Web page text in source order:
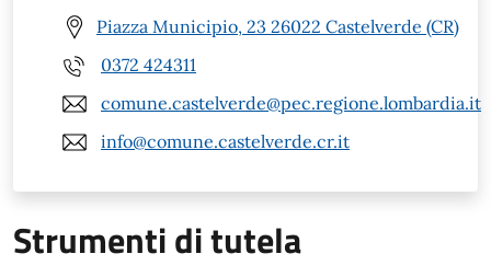
Piazza Municipio, 23 26022 Castelverde (CR)
0372 424311
comune.castelverde@pec.regione.lombardia.it
info@comune.castelverde.cr.it
Strumenti di tutela